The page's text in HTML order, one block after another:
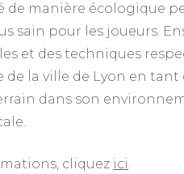
de manière écologique
sain pour les joueurs.
et des techniques
de la ville de Lyon en
dans son
cliquez ici.